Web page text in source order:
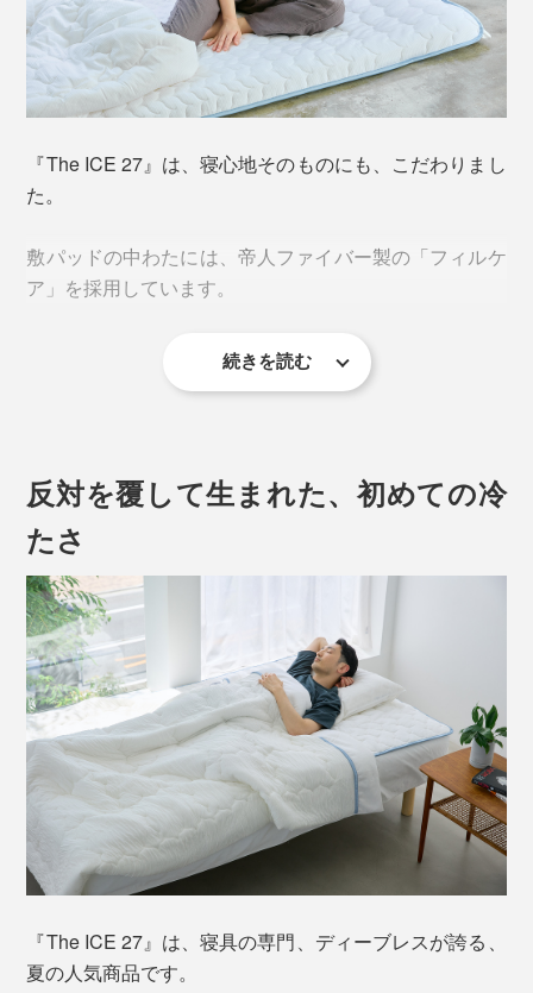
肌に触れた面から、体中へ、心地よいヒンヤリ感が広が
っていくのを感じます。
水に濡れたような、しっとりとした冷たさが、ほてった
体を、ジワジワ冷ましていってくれます。
体のほてりが静まっていくのと同時に、眠りへ引き込ま
れていくよう……この気持ちよさ、たまらない！
『The ICE 27』は、寝心地そのものにも、こだわりまし
た。
敷パッドの中わたには、帝人ファイバー製の「フィルケ
ア」を採用しています。
「フィルケア」は、3つの孔（=突き抜けた穴）が通っ
軽さ・弾力・へたりにくさを併せ持った中わただから、
薄手の敷パッドなのに、ふっくら柔らかい寝心地。しか
柔らかい中わたを包んでいるのは、「アウトラスト」を
続きを読む
反対を覆して生まれた、初めての冷
たさ
『The ICE 27』は、寝具の専門、ディーブレスが誇る、
夏の人気商品です。